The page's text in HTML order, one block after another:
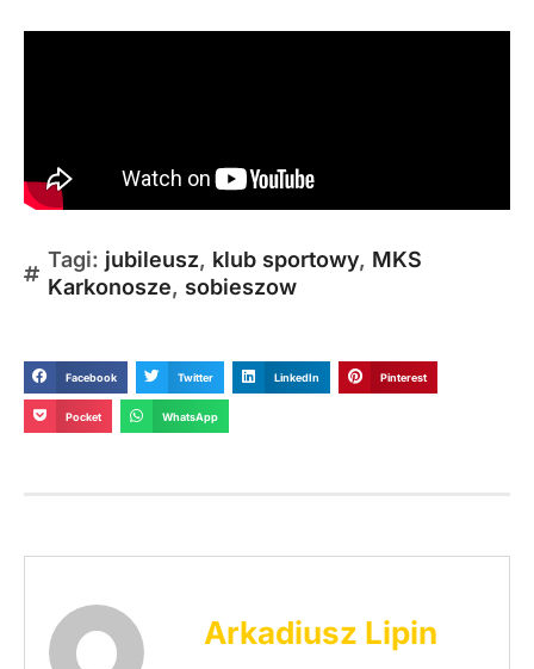
Tagi: jubileusz, klub sportowy, MKS
Karkonosze, sobieszow
Facebook Twitter LinkedIn Pinterest
Pocket WhatsApp
Arkadiusz Lipin